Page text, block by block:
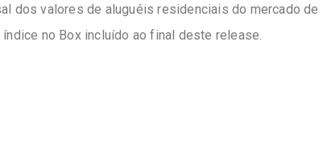
dos valores de aluguéis residenciais do mercado de
no Box incluído ao final deste release.